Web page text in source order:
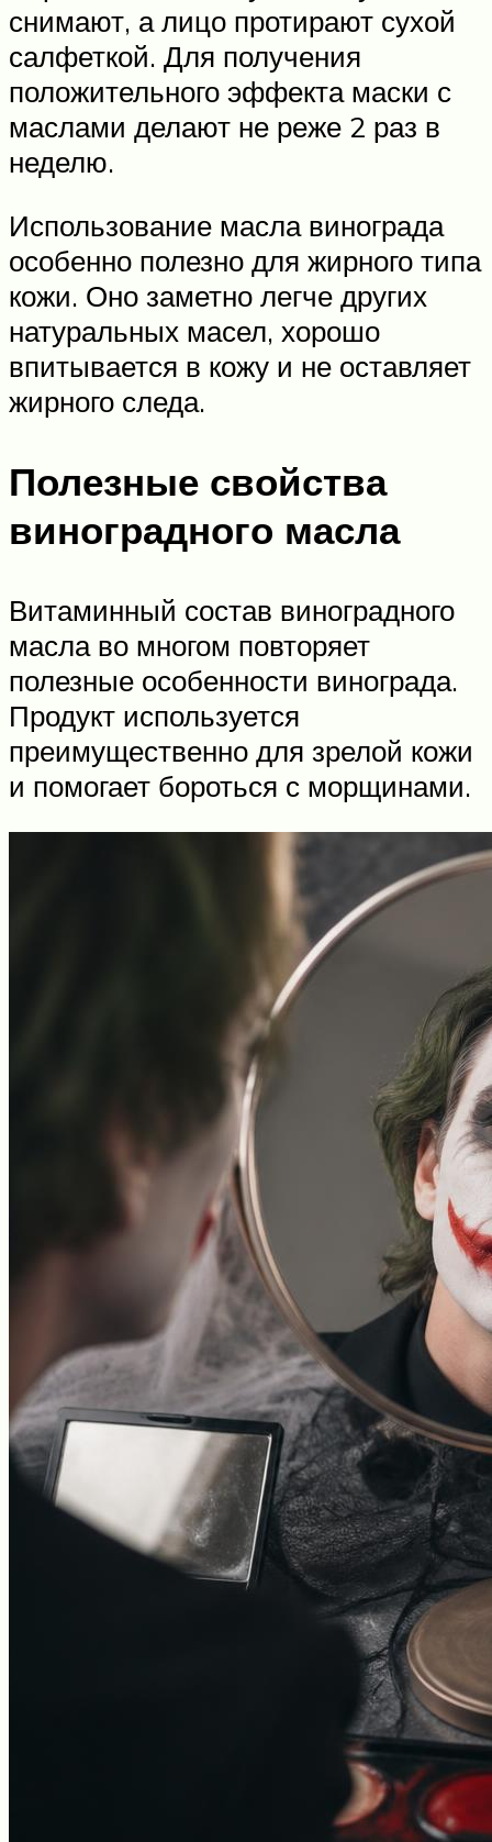
снимают, а лицо протирают сухой
салфеткой. Для получения
положительного эффекта маски с
маслами делают не реже 2 раз в
неделю.
Использование масла винограда
особенно полезно для жирного типа
кожи. Оно заметно легче других
натуральных масел, хорошо
впитывается в кожу и не оставляет
жирного следа.
Полезные свойства
виноградного масла
Витаминный состав виноградного
масла во многом повторяет
полезные особенности винограда.
Продукт используется
преимущественно для зрелой кожи
и помогает бороться с морщинами.